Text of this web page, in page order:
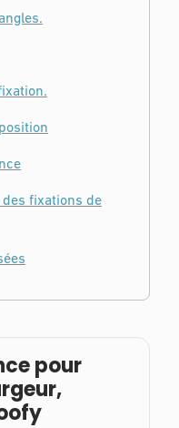
fixations de
pour